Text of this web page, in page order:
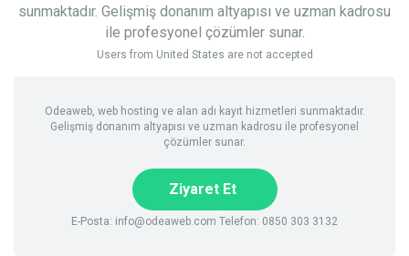
sunmaktadır. Gelişmiş donanım altyapısı ve uzman kadrosu
ile profesyonel çözümler sunar.
Users from United States are not accepted
Odeaweb, web hosting ve alan adı kayıt hizmetleri sunmaktadır.
Gelişmiş donanım altyapısı ve uzman kadrosu ile profesyonel
çözümler sunar.
Ziyaret Et
E-Posta: info@odeaweb.com Telefon: 0850 303 3132